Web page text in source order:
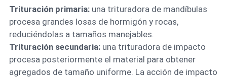
Trituración primaria:una trituradora de mandíbulas
procesa grandes losas de hormigón y rocas,
reduciéndolas a tamaños manejables.
Trituración secundaria: una trituradora de impacto
procesa posteriormente el material para obtener
agregados de tamaño uniforme. La acción de impacto